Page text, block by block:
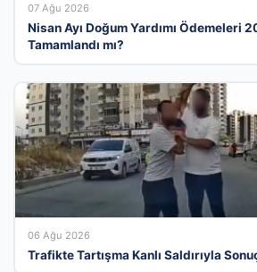
07 Ağu 2026
Nisan Ayı Doğum Yardımı Ödemeleri
Tamamlandı mı?
06 Ağu 2026
Trafikte Tartışma Kanlı Saldırıyla